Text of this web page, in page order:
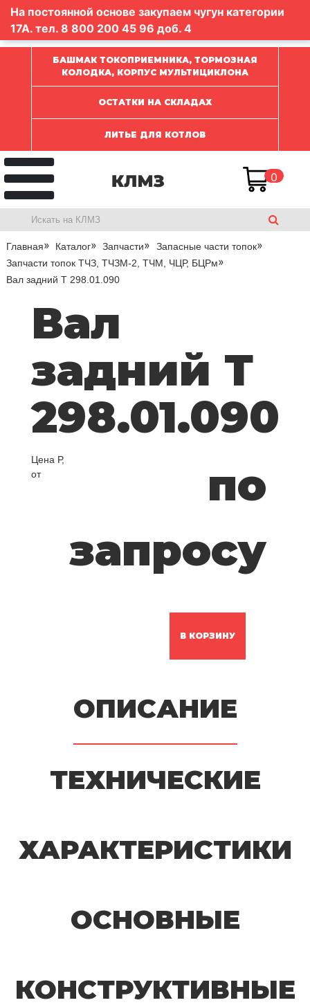
На постоянной основе закупаем чугун категории
17А. тел. 8 800 200 45 96 доб. 4
БАШМАК ТОКОПРИЕМНИКА, ТОРМОЗНАЯ
КОЛОДКА, КОРПУС МУЛЬТИЦИКЛОНА
ОСТАТКИ НА СКЛАДАХ
ЛИТЬЕ ДЛЯ КОТЛОВ
0
Главная Каталог Запчасти
Запасные части топок
Запчасти топок ТЧЗ, ТЧЗМ-2, ТЧМ, ЧЦР, БЦРм
Вал задний Т 298.01.090
Вал
задний Т
298.01.090
Цена Р,
от
по
запросу
В КОРЗИНУ
ОПИСАНИЕ
ТЕХНИЧЕСКИЕ
ХАРАКТЕРИСТИКИ
ОСНОВНЫЕ
КОНСТРУКТИВНЫЕ